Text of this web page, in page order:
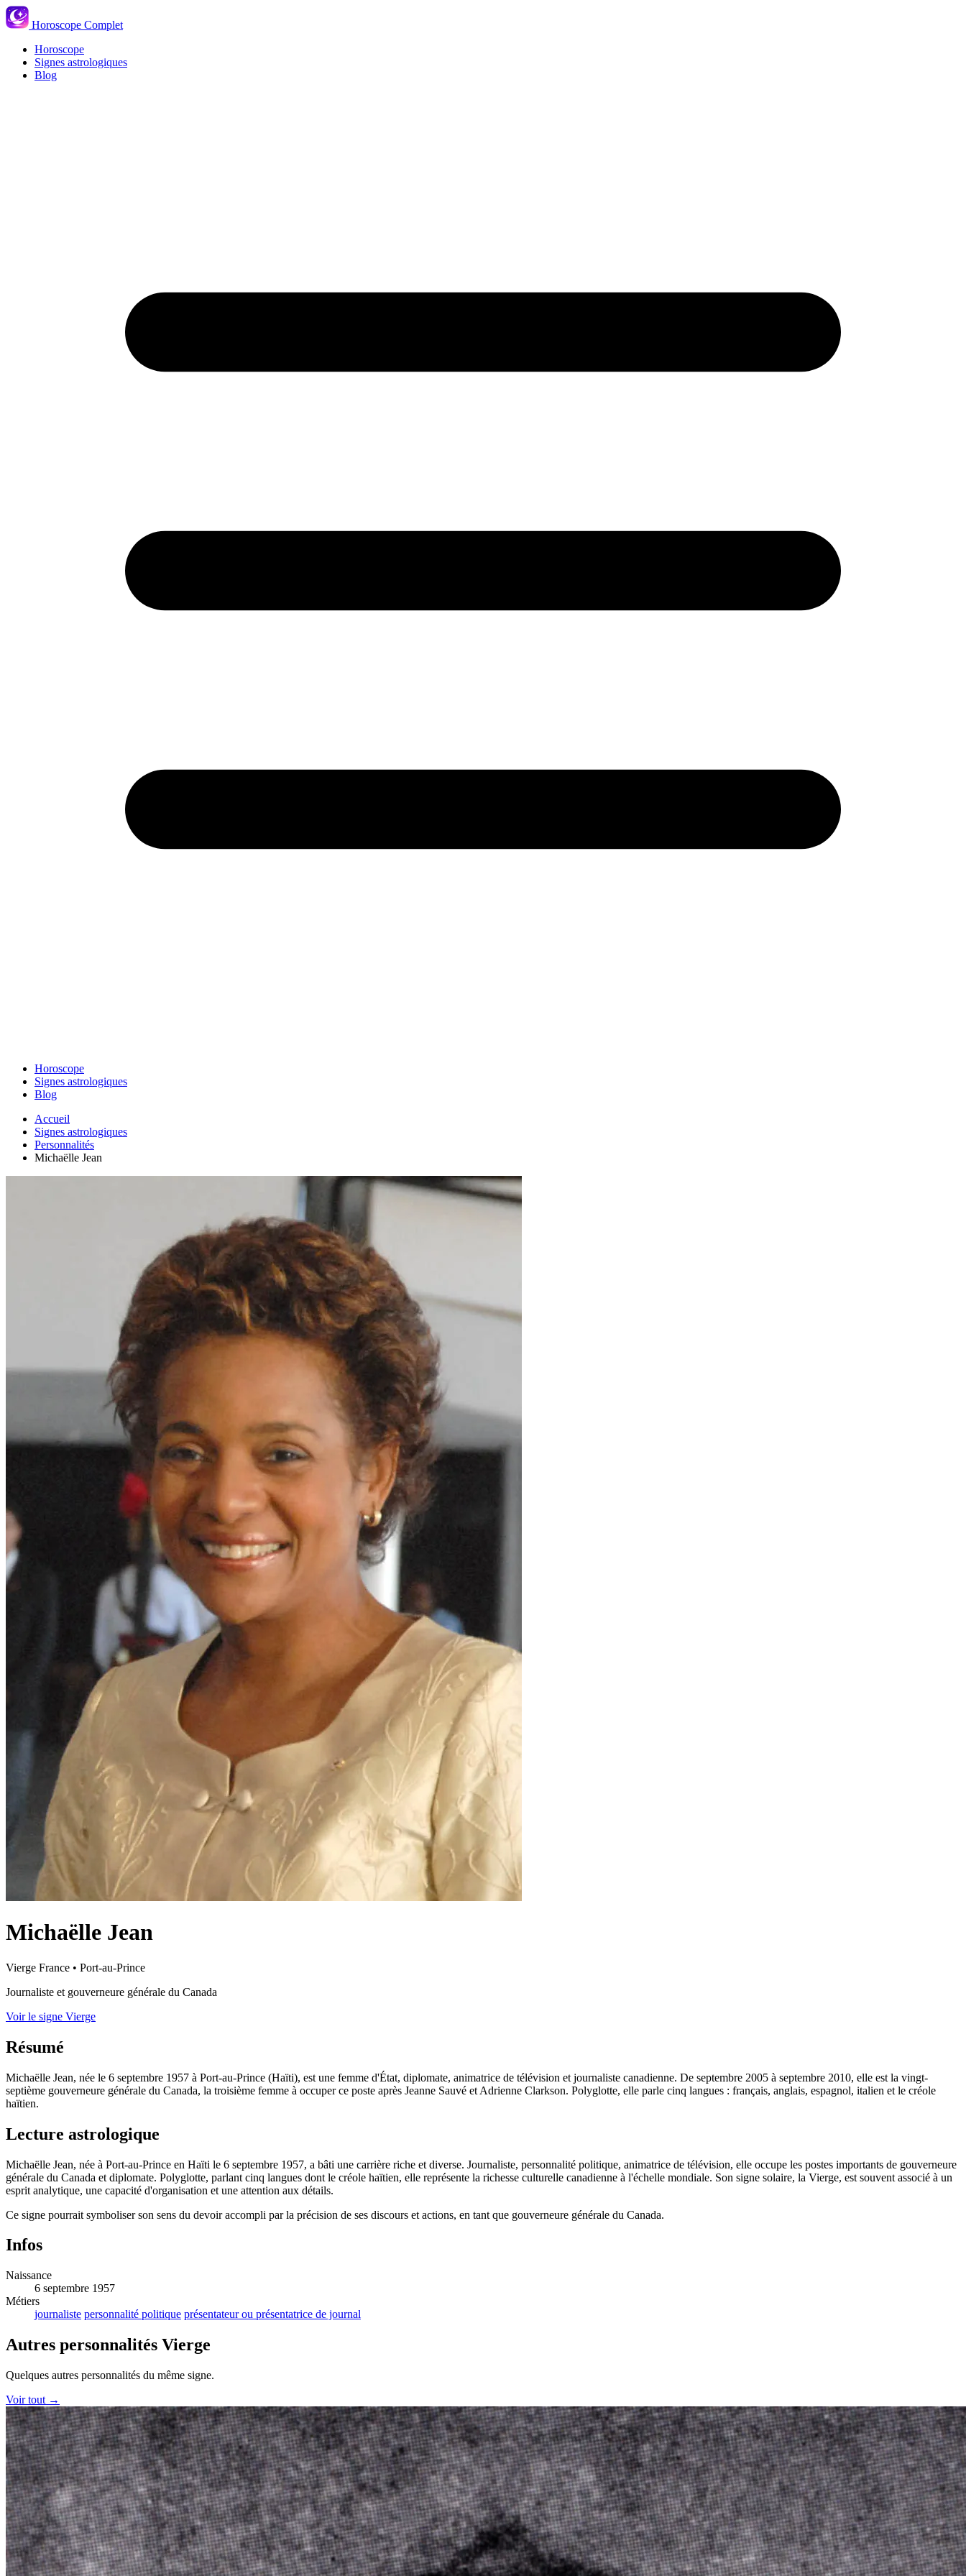
Horoscope Complet
Horoscope
Signes astrologiques
Blog
Horoscope
Signes astrologiques
Blog
Accueil
Signes astrologiques
Personnalités
Michaëlle Jean
Michaëlle Jean
Vierge France • Port-au-Prince
Journaliste et gouverneure générale du Canada
Voir le signe Vierge
Résumé
Michaëlle Jean, née le 6 septembre 1957 à Port-au-Prince (Haïti), est une femme d'État, diplomate, animatrice de télévision et journaliste canadienne. De septembre 2005 à septembre 2010, elle est la vingt-
septième gouverneure générale du Canada, la troisième femme à occuper ce poste après Jeanne Sauvé et Adrienne Clarkson. Polyglotte, elle parle cinq langues : français, anglais, espagnol, italien et le créole
haïtien.
Lecture astrologique
Michaëlle Jean, née à Port-au-Prince en Haïti le 6 septembre 1957, a bâti une carrière riche et diverse. Journaliste, personnalité politique, animatrice de télévision, elle occupe les postes importants de gouverneure
générale du Canada et diplomate. Polyglotte, parlant cinq langues dont le créole haïtien, elle représente la richesse culturelle canadienne à l'échelle mondiale. Son signe solaire, la Vierge, est souvent associé à un
esprit analytique, une capacité d'organisation et une attention aux détails.
Ce signe pourrait symboliser son sens du devoir accompli par la précision de ses discours et actions, en tant que gouverneure générale du Canada.
Infos
Naissance
6 septembre 1957
Métiers
journaliste personnalité politique présentateur ou présentatrice de journal
Autres personnalités Vierge
Quelques autres personnalités du même signe.
Voir tout →